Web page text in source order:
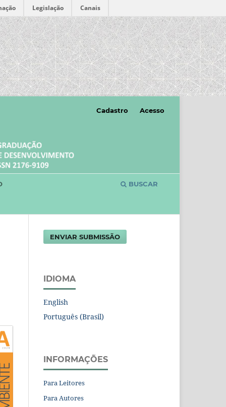
Legislação Canais
BUSCAR
Cadastro Acesso
ENVIAR SUBMISSÃO
IDIOMA
English
Português (Brasil)
INFORMAÇÕES
Para Leitores
Para Autores